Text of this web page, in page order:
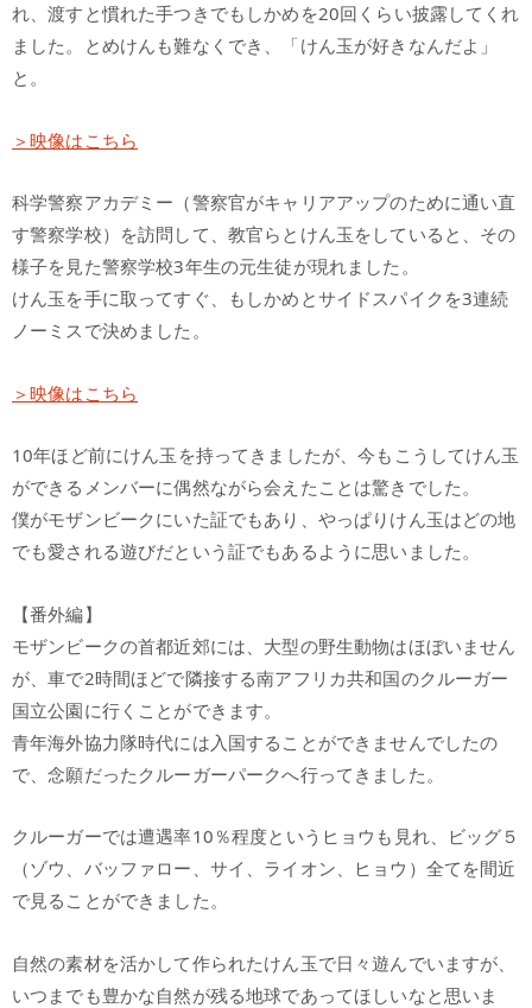
れ、渡すと慣れた手つきでもしかめを20回くらい披露してくれ
ました。とめけんも難なくでき、「けん玉が好きなんだよ」
と。
＞映像はこちら
科学警察アカデミー（警察官がキャリアアップのために通い直
す警察学校）を訪問して、教官らとけん玉をしていると、その
様子を見た警察学校3年生の元生徒が現れました。
けん玉を手に取ってすぐ、もしかめとサイドスパイクを3連続
ノーミスで決めました。
＞映像はこちら
10年ほど前にけん玉を持ってきましたが、今もこうしてけん玉
ができるメンバーに偶然ながら会えたことは驚きでした。
僕がモザンビークにいた証でもあり、やっぱりけん玉はどの地
でも愛される遊びだという証でもあるように思いました。
【番外編】
モザンビークの首都近郊には、大型の野生動物はほぼいません
が、車で2時間ほどで隣接する南アフリカ共和国のクルーガー
国立公園に行くことができます。
青年海外協力隊時代には入国することができませんでしたの
で、念願だったクルーガーパークへ行ってきました。
クルーガーでは遭遇率10％程度というヒョウも見れ、ビッグ５
（ゾウ、バッファロー、サイ、ライオン、ヒョウ）全てを間近
で見ることができました。
自然の素材を活かして作られたけん玉で日々遊んでいますが、
いつまでも豊かな自然が残る地球であってほしいなと思いま